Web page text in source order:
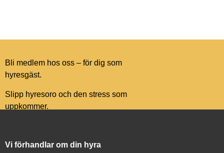
Bli medlem hos oss – för dig som
hyresgäst.
Slipp hyresoro och den stress som
uppkommer.
Vi förhandlar om din hyra